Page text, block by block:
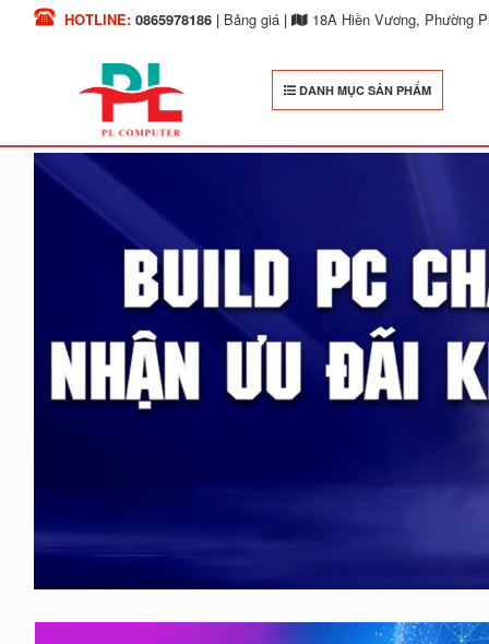
HOTLINE: 0865978186| Bảng giá| 18A Hiền Vương, Phường
DANH MỤC SẢN PHẨM